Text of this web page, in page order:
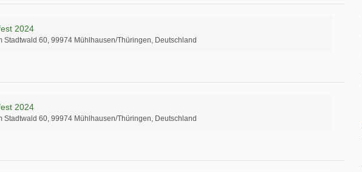
2024
Stadtwald 60, 99974 Mühlhausen/Thüringen, Deutschland
2024
Stadtwald 60, 99974 Mühlhausen/Thüringen, Deutschland